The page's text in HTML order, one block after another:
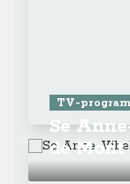
TV-program
Se
de